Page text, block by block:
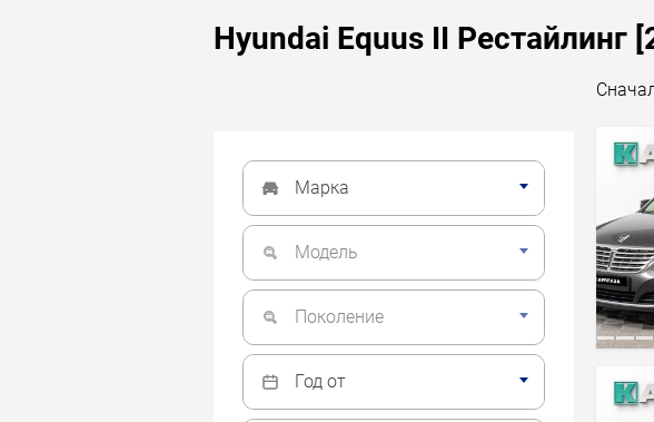
Hyundai Equus II Рестайлинг
Год
Год
Марка
Модель
Поколение
Год от